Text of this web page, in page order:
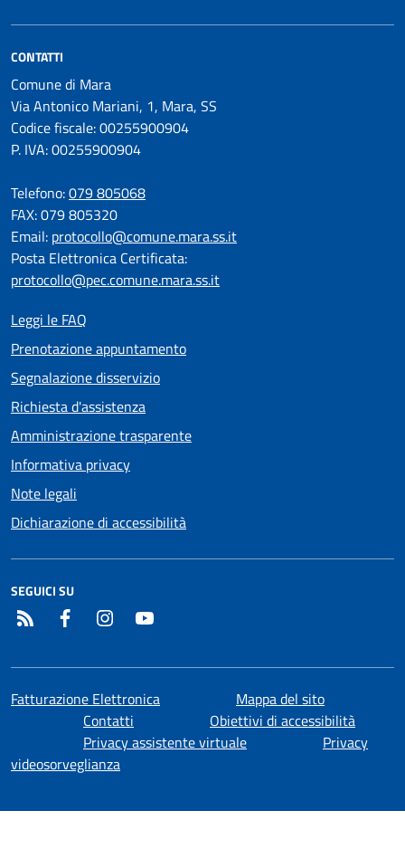
CONTATTI
Comune di Mara
Via Antonico Mariani, 1, Mara, SS
Codice fiscale: 00255900904
P. IVA: 00255900904
Telefono:079 805068
FAX: 079 805320
Email: protocollo@comune.mara.ss.it
Posta Elettronica Certificata:
protocollo@pec.comune.mara.ss.it
Leggi le FAQ
Prenotazione appuntamento
Segnalazione disservizio
Richiesta d'assistenza
Amministrazione trasparente
Informativa privacy
Note legali
Dichiarazione di accessibilità
SEGUICI SU
RSS Facebook Instagram
Fatturazione Elettronica
Mappa del sito
Contatti
Obiettivi di accessibilità
Privacy assistente virtuale
Privacy
videosorveglianza